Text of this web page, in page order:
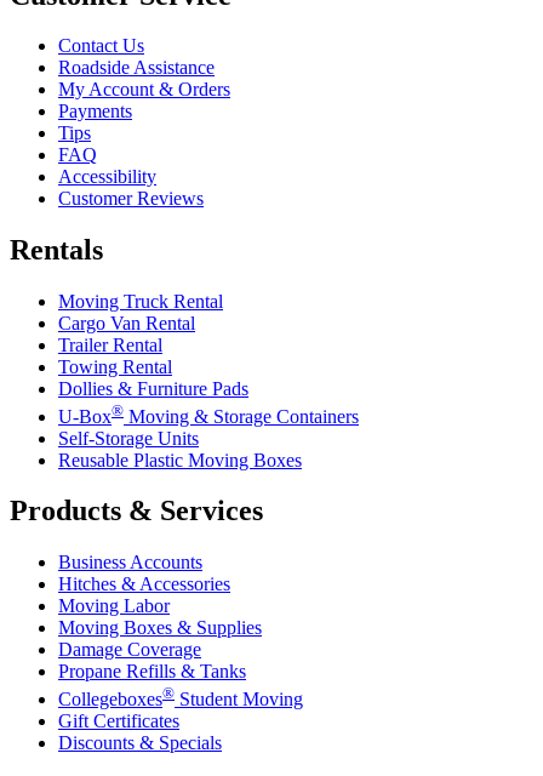
Contact Us
Roadside Assistance
My Account & Orders
Payments
Tips
FAQ
Accessibility
Customer Reviews
Rentals
Moving Truck Rental
Cargo Van Rental
Trailer Rental
Towing Rental
Dollies & Furniture Pads
U-Box® Moving & Storage Containers
Self-Storage Units
Reusable Plastic Moving Boxes
Products & Services
Business Accounts
Hitches & Accessories
Moving Labor
Moving Boxes & Supplies
Damage Coverage
Propane Refills & Tanks
Collegeboxes® Student Moving
Gift Certificates
Discounts & Specials